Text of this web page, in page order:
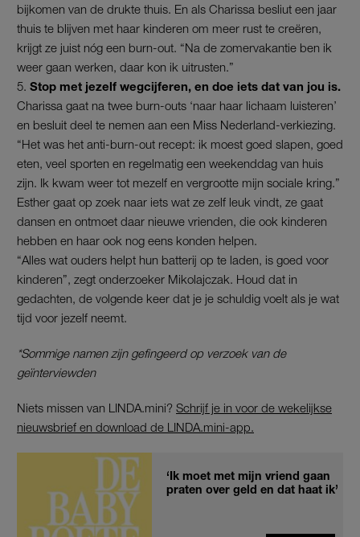
bijkomen van de drukte thuis. En als Charissa besliut een jaar
thuis te blijven met haar kinderen om meer rust te creëren,
krijgt ze juist nóg een burn-out. “Na de zomervakantie ben ik
weer gaan werken, daar kon ik uitrusten.”
Stop met jezelf wegcijferen, en doe iets dat van jou is.
Charissa gaat na twee burn-outs ‘naar haar lichaam luisteren’
en besluit deel te nemen aan een Miss Nederland-verkiezing.
“Het was het anti-burn-out recept: ik moest goed slapen, goed
eten, veel sporten en regelmatig een weekenddag van huis
zijn. Ik kwam weer tot mezelf en vergrootte mijn sociale kring.”
Esther gaat op zoek naar iets wat ze zelf leuk vindt, ze gaat
dansen en ontmoet daar nieuwe vrienden, die ook kinderen
hebben en haar ook nog eens konden helpen.
“Alles wat ouders helpt hun batterij op te laden, is goed voor
kinderen”, zegt onderzoeker Mikolajczak. Houd dat in
gedachten, de volgende keer dat je je schuldig voelt als je wat
tijd voor jezelf neemt.
*Sommige namen zijn gefingeerd op verzoek van de
geïnterviewden
Niets missen van LINDA.mini? Schrijf je in voor de wekelijkse
nieuwsbrief en download de LINDA.mini-app.
‘Ik moet met mijn vriend gaan
praten over geld en dat haat ik’